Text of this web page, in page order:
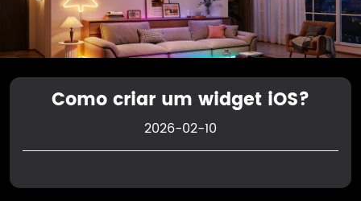
Como criar um widget iOS?
2026-02-10